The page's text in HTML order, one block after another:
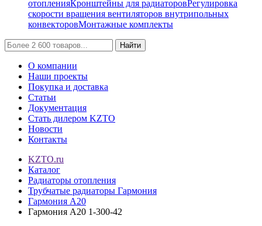
отопленияКронштейны для радиаторовРегулировка
скорости вращения вентиляторов внутрипольных
конвекторовМонтажные комплекты
Найти
О компании
Наши проекты
Покупка и доставка
Статьи
Документация
Стать дилером KZTO
Новости
Контакты
KZTO.ru
Каталог
Радиаторы отопления
Трубчатые радиаторы Гармония
Гармония А20
Гармония А20 1-300-42